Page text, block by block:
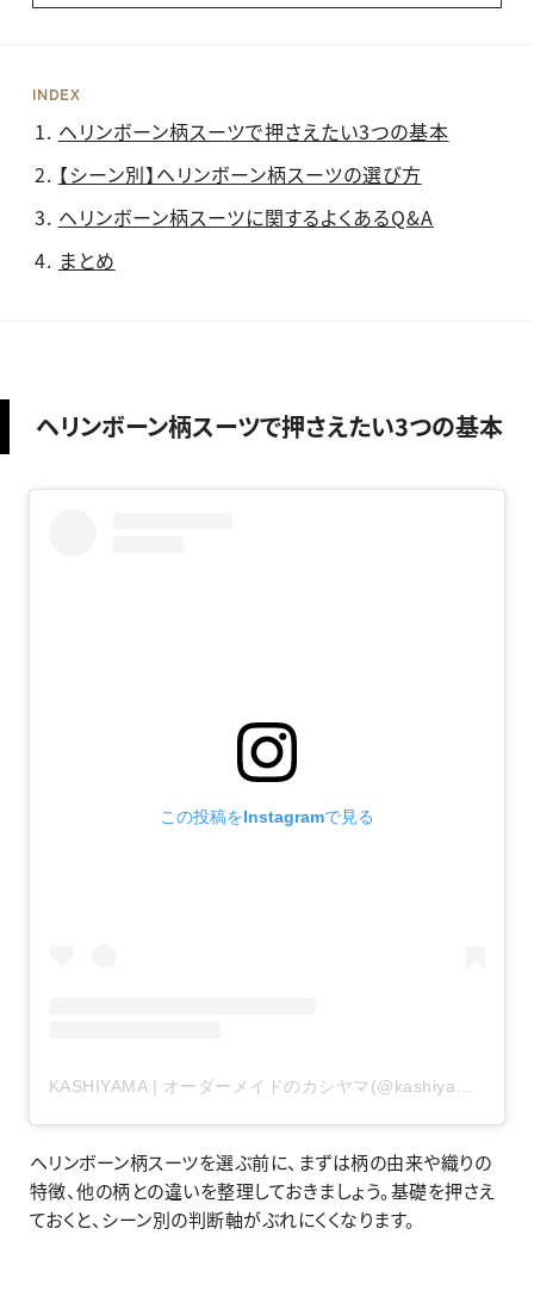
INDEX
ヘリンボーン柄スーツで押さえたい3つの基本
【シーン別】ヘリンボーン柄スーツの選び方
ヘリンボーン柄スーツに関するよくあるQ&A
まとめ
ヘリンボーン柄スーツで押さえたい3つの基本
この投稿をInstagramで見る
ヘリンボーン柄スーツを選ぶ前に、まずは柄の由来や織りの
特徴、他の柄との違いを整理しておきましょう。基礎を押さえ
ておくと、シーン別の判断軸がぶれにくくなります。